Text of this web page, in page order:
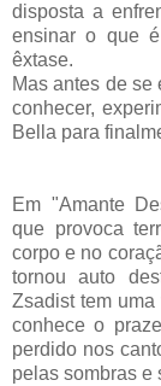
disposta a
ensinar o que
êxtase.
Mas antes de se
conhecer,
Bella para
Em "Amante
que provoca
corpo e no
tornou auto
Zsadist tem
conhece o
perdido nos
pelas sombras e